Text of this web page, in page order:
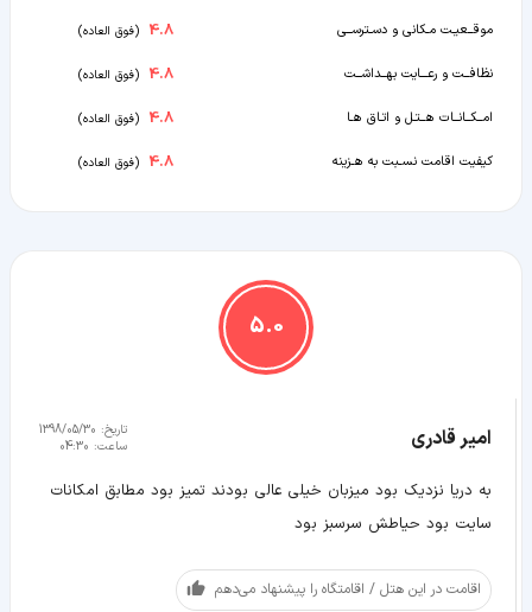
موقــعیـت مـکانی و دسـترســی 4.8
(فوق العاده)
نظافــت و رعـــایت بهــداشــت 4.8
(فوق العاده)
امــکــانــات هــتـل و اتـاق هـا 4.8
(فوق العاده)
کیفیت اقامت نسـبت به هـزینه 4.8
(فوق العاده)
5.0
امیر قادری تاریخ: 1398/05/30
ساعت: 04:30
به دریا نزدیک بود میزبان خیلی عالی بودند تمیز بود مطابق امکانات
سایت بود حیاطش سرسبز بود
اقامت در این هتل / اقامتگاه را پیشنهاد می‌دهم